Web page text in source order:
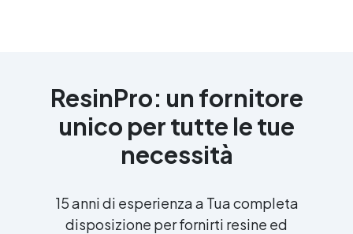
ResinPro: un fornitore
unico per tutte le tue
necessità
15 anni di esperienza a Tua completa
disposizione per fornirti resine ed